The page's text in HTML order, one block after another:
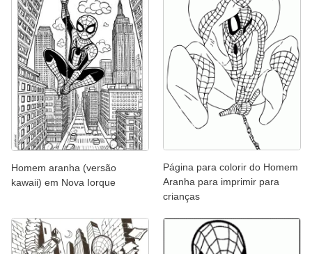
Homem aranha (versão
kawaii) em Nova Iorque
Página para colorir do Homem
Aranha para imprimir para
crianças